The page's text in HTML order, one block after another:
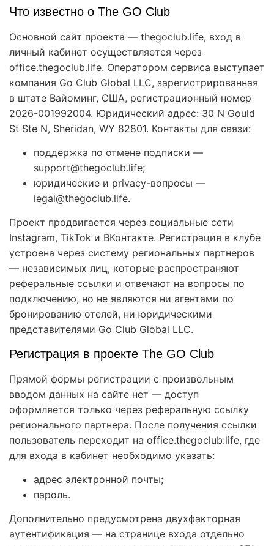
Что известно о The GO Club
Основной сайт проекта — thegoclub.life, вход в
личный кабинет осуществляется через
office.thegoclub.life. Оператором сервиса выступает
компания Go Club Global LLC, зарегистрированная
в штате Вайоминг, США, регистрационный номер
2026-001992004. Юридический адрес: 30 N Gould
St Ste N, Sheridan, WY 82801. Контакты для связи:
поддержка по отмене подписки —
support@thegoclub.life;
юридические и privacy-вопросы —
legal@thegoclub.life.
Проект продвигается через социальные сети
Instagram, TikTok и ВКонтакте. Регистрация в клубе
устроена через систему региональных партнеров
— независимых лиц, которые распространяют
реферальные ссылки и отвечают на вопросы по
подключению, но не являются ни агентами по
бронированию отелей, ни юридическими
представителями Go Club Global LLC.
Регистрация в проекте The GO Club
Прямой формы регистрации с произвольным
вводом данных на сайте нет — доступ
оформляется только через реферальную ссылку
регионального партнера. После получения ссылки
пользователь переходит на office.thegoclub.life, где
для входа в кабинет необходимо указать:
адрес электронной почты;
пароль.
Дополнительно предусмотрена двухфакторная
аутентификация — на странице входа отдельно